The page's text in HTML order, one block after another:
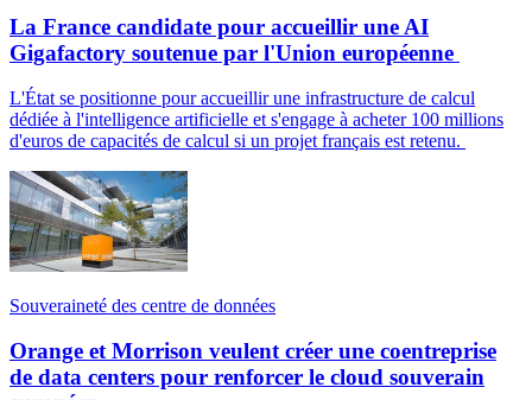
La France candidate pour accueillir une AI
Gigafactory soutenue par l'Union européenne
L'État se positionne pour accueillir une infrastructure de calcul
dédiée à l'intelligence artificielle et s'engage à acheter 100 millions
d'euros de capacités de calcul si un projet français est retenu.
Souveraineté des centre de données
Orange et Morrison veulent créer une coentreprise
de data centers pour renforcer le cloud souverain